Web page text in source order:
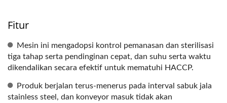
Fitur
Mesin ini mengadopsi kontrol pemanasan dan sterilisasi
tiga tahap serta pendinginan cepat, dan suhu serta waktu
dikendalikan secara efektif untuk mematuhi HACCP.
Produk berjalan terus-menerus pada interval sabuk jala
stainless steel, dan konveyor masuk tidak akan